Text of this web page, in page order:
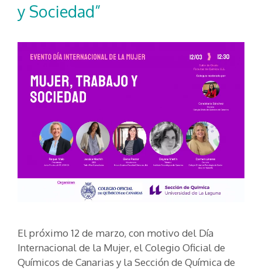
y Sociedad”
El próximo 12 de marzo, con motivo del Día
Internacional de la Mujer, el Colegio Oficial de
Químicos de Canarias y la Sección de Química de